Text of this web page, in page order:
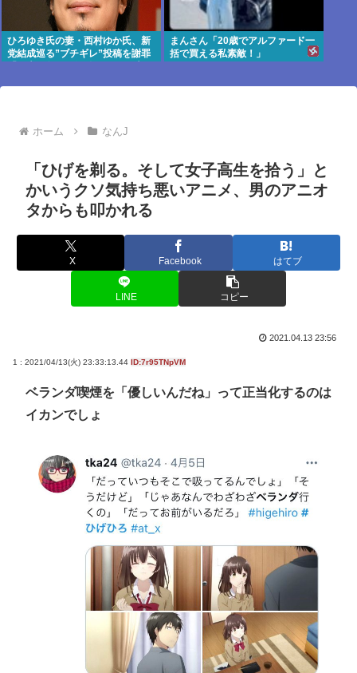
ひろゆき氏の妻・西村ゆか氏、新
党結成巡る”ブチギレ”投稿を謝罪
まんさん「20歳でアルファード一
括で買える私素敵！」
ホーム なんJ
「ひげを剃る。そして女子高生を拾う」と
かいうクソ気持ち悪いアニメ、男のアニオ
タからも叩かれる
X Facebook はてブ
LINE コピー
2021.04.13 23:56
1 : 2021/04/13(火) 23:33:13.44 ID:7r95TNpVM
ベランダ喫煙を「優しいんだね」って正当化するのは
イカンでしょ